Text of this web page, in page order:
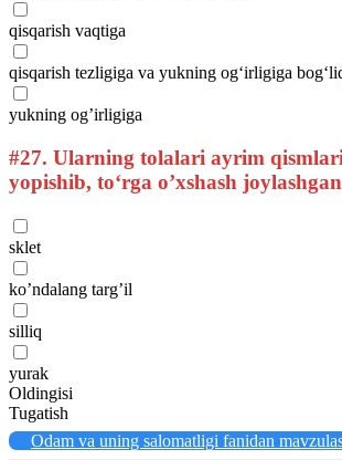
qisqarish vaqtiga
qisqarish tezligiga va yukning og‘irligiga
yukning og’irligiga
#27. Ularning tolalari ayrim
yopishib, to‘rga o’xshash
sklet
ko’ndalang targ’il
silliq
yurak
Oldingisi
Tugatish
Odam va uning salomatligi fanidan